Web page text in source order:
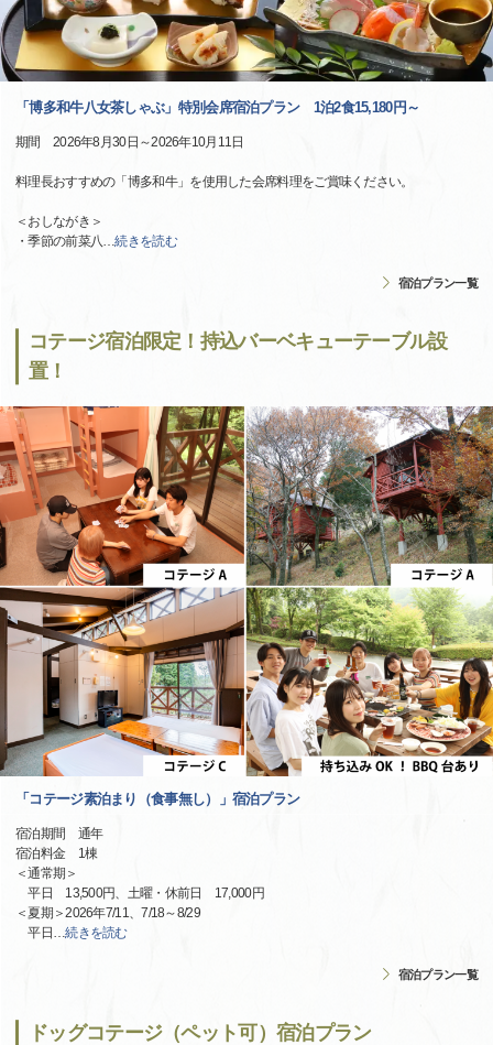
「博多和牛八女茶しゃぶ」特別会席宿泊プラン 1泊2食15,180円～
期間 2026年8月30日～2026年10月11日
料理長おすすめの「博多和牛」を使用した会席料理をご賞味ください。
＜おしながき＞
・季節の前菜八…続きを読む
宿泊プラン一覧
コテージ宿泊限定！持込バーベキューテーブル設
置！
「コテージ素泊まり（食事無し）」宿泊プラン
宿泊期間 通年
宿泊料金 1棟
＜通常期＞
平日 13,500円、土曜・休前日 17,000円
＜夏期＞2026年7/11、7/18～8/29
平日 …続きを読む
宿泊プラン一覧
ドッグコテージ（ペット可）宿泊プラン